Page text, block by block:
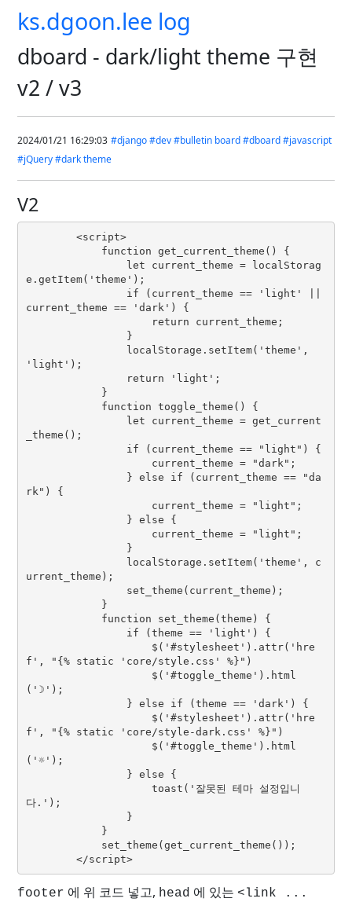
ks.dgoon.lee log
dboard - dark/light theme 구현
v2 / v3
2024/01/21 16:29:03 #django#dev#bulletin board#dboard#javascript
#jQuery#dark theme
V2
e.getItem('theme');
current_theme == 'dark') {
'light');
_theme();
rk") {
urrent_theme);
f', "{% static 'core/style.css' %}")
('☽');
f', "{% static 'core/style-dark.css' %}")
('☼');
다.');
        </script>
footer 에 위 코드 넣고, head 에 있는 <link ...